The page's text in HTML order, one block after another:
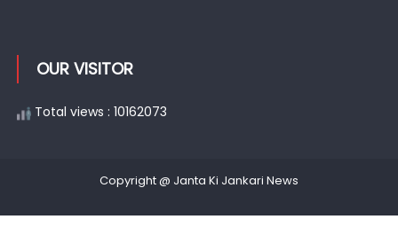
OUR VISITOR
Total views : 10162073
Copyright @ Janta Ki Jankari News